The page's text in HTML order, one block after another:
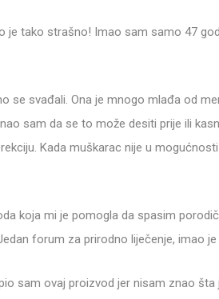
tako strašno! Imao sam samo 47
svađali. Ona je mnogo mlađa od
sam da se to može desiti prije ili
Kada muškarac nije u
koja mi je pomogla da spasim
forum za prirodno liječenje, imao
sam ovaj proizvod jer nisam znao